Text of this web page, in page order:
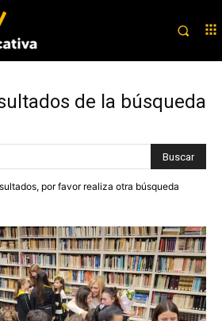
de la búsqueda
por favor realiza otra búsqueda